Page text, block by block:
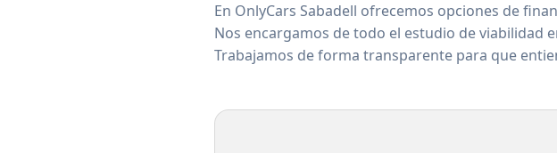
En OnlyCars Sabadell ofrecemos opciones de
Nos encargamos de todo el estudio de viabilidad
Trabajamos de forma transparente para que